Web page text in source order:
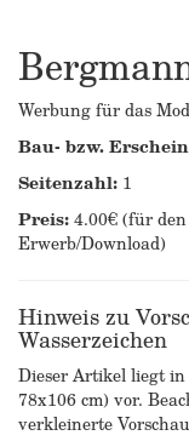
Werbung für das
Bau- bzw.
Seitenzahl: 1
Preis:4.00€ (für
Erwerb/Download)
Hinweis zu
Wasserzeichen
Dieser Artikel liegt
78x106 cm) vor.
verkleinerte